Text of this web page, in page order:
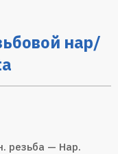
нар/
резьба — Нар.